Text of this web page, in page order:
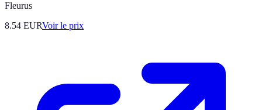
Fleurus
8.54 EURVoir le prix